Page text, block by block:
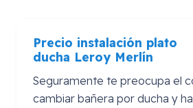
Precio instalación plato
ducha Leroy Merlín
Seguramente te preocupa el
cambiar bañera por ducha y